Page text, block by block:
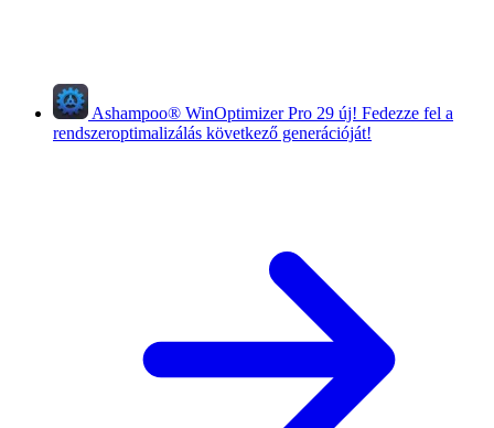
Ashampoo® WinOptimizer Pro 29 új! Fedezze fel a
rendszeroptimalizálás következő generációját!